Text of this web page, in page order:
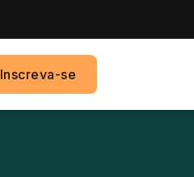
Inscreva-se